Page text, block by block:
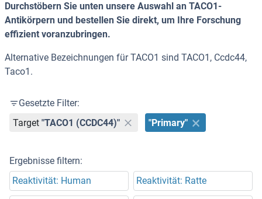
Durchstöbern Sie unten unsere Auswahl an TACO1-
Antikörpern und bestellen Sie direkt, um Ihre Forschung
effizient voranzubringen.
Alternative Bezeichnungen für TACO1 sind TACO1, Ccdc44,
Taco1.
Gesetzte Filter:
Target "TACO1 (CCDC44)" "Primary"
Ergebnisse filtern:
Reaktivität: Human
Reaktivität: Ratte